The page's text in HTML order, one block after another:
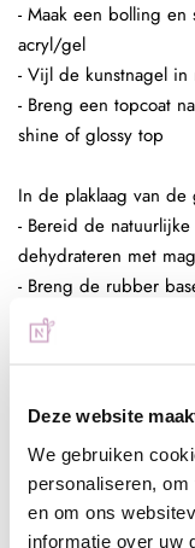
Deze website
We gebruiken
personaliseren,
en om ons
informatie over uw
- Maak een bolling en
acryl/gel
- Vijl de kunstnagel in
- Breng een topcoat
shine of glossy top
In de plaklaag van
- Bereid de
dehydrateren met
- Breng de rubber
base/top aan
- Kies een gelpolish
- Pak met de fluffy
- Enkele seconden
- Aflakken met
base/topof next top,